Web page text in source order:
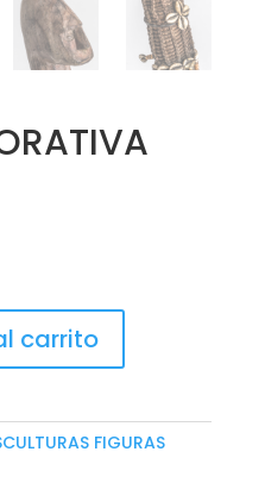
carrito
FIGURAS